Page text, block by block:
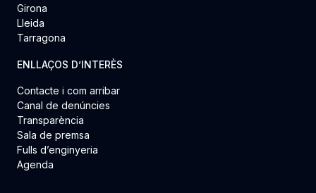
Girona
Lleida
Tarragona
ENLLAÇOS D’INTERÈS
Contacte i com arribar
Canal de denúncies
Transparència
Sala de premsa
Fulls d’enginyeria
Agenda